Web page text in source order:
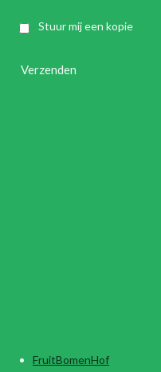
Stuur mij een kopie
Verzenden
FruitBomenHof